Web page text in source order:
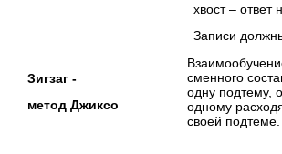
хвост – ответ
Записи
Зигзаг -
метод Джиксо
сменного
одну подтему,
одному
своей подтеме.